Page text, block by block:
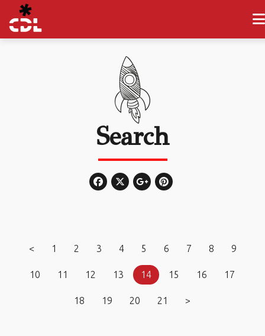
Search
< 1 2 3 4 5 6 7 8 9
10 11 12 13 14 15 16 17
18 19 20 21 >